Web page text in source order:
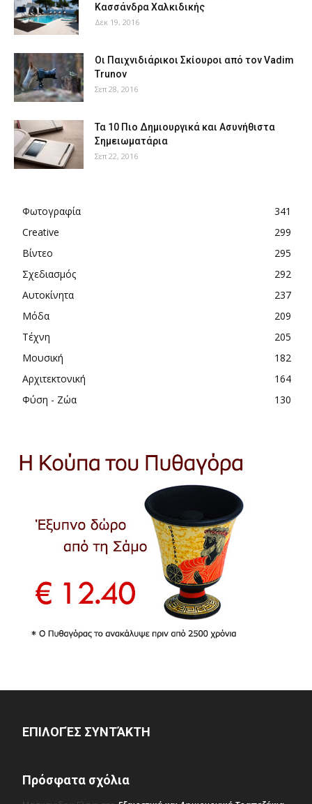
Κασσάνδρα Χαλκιδικής
Δεκ 19, 2016
Οι Παιχνιδιάρικοι Σκίουροι από τον Vadim
Trunov
Σεπ 28, 2016
Τα 10 Πιο Δημιουργικά και Ασυνήθιστα
Σημειωματάρια
Σεπ 22, 2016
Φωτογραφία
341
Creative
299
Βίντεο
295
Σχεδιασμός
292
Αυτοκίνητα
237
Μόδα
209
Τέχνη
205
Μουσική
182
Αρχιτεκτονική
164
Φύση - Ζώα
130
ΕΠΙΛΟΓΈΣ ΣΥΝΤΆΚΤΗ
Πρόσφατα σχόλια